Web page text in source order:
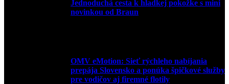
Jednoduchá cesta k hladkej pokožke s mini
novinkou od Braun
OMV eMotion: Sieť rýchleho nabíjania
prepája Slovensko a ponúka špičkové služby
pre vodičov aj firemné flotily